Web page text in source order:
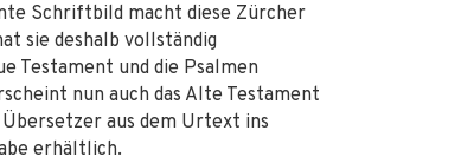
Schriftbild macht diese Zürcher
sie deshalb vollständig
Testament und die Psalmen
nun auch das Alte Testament
aus dem Urtext ins
erhältlich.